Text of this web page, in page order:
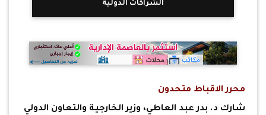
الشراكات الدولية
محرر الاقباط متحدون
شارك د. بدر عبد العاطي، وزير الخارجية والتعاون الدولي